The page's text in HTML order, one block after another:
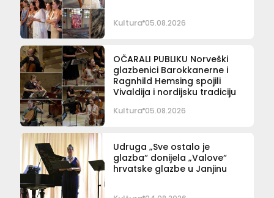
Kultura 05.08.2026
OČARALI PUBLIKU Norveški
glazbenici Barokkanerne i
Ragnhild Hemsing spojili
Vivaldija i nordijsku tradiciju
Kultura 05.08.2026
Udruga „Sve ostalo je
glazba“ donijela „Valove“
hrvatske glazbe u Janjinu